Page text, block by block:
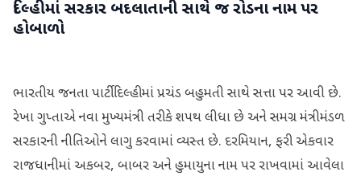
દિલ્હીમાં સરકાર બદલાતાની સાથે જ રોડના નામ પર
હોબાળો
ભારતીય જનતા પાર્ટી દિલ્હીમાં પ્રચંડ બહુમતી સાથે સત્તા પર આવી છે.
રેખા ગુપ્તાએ નવા મુખ્યમંત્રી તરીકે શપથ લીધા છે અને સમગ્ર મંત્રીમંડળ
સરકારની નીતિઓને લાગુ કરવામાં વ્યસ્ત છે. દરમિયાન, ફરી એકવાર
રાજધાનીમાં અકબર, બાબર અને હુમાયુના નામ પર રાખવામાં આવેલા